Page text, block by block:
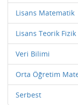
Lisans Matematik
Lisans Teorik Fizik
Veri Bilimi
Orta Öğretim
Serbest